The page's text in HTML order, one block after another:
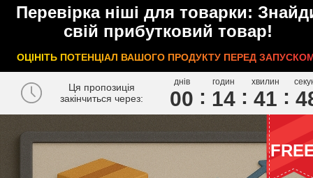
Перевірка ніші для товарки:
свій прибутковий товар!
ОЦІНІТЬ ПОТЕНЦІАЛ ВАШОГО ПРОДУКТУ ПЕРЕД
Ця пропозиція
закінчиться через:
днів
00
годин
14
хвилин
41 4